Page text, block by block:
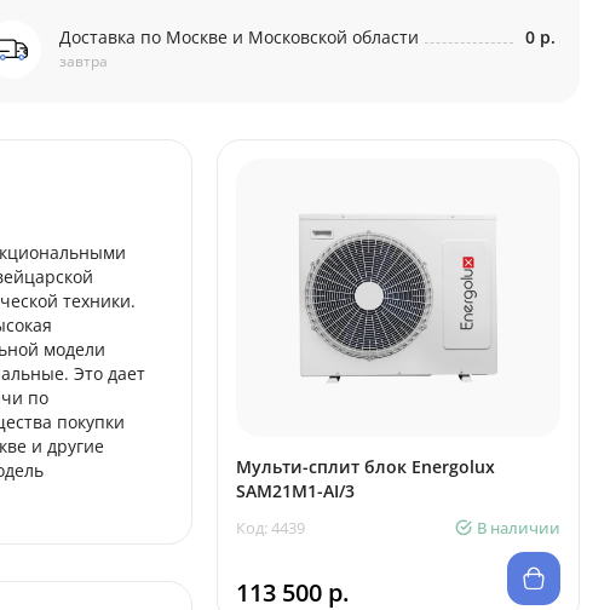
Доставка по Москве и Московской области
завтра
0 р.
техники.
модели
Это дает
по
покупки
и другие
Мульти-сплит блок Energolux
SAM21M1-AI/3
Код: 4439 В наличии
113 500 р.